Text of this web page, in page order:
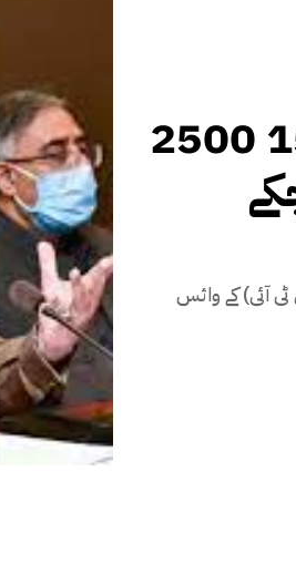
2500 ٹیکسٹائل ملز بند اور 15
آئی) کے وائس